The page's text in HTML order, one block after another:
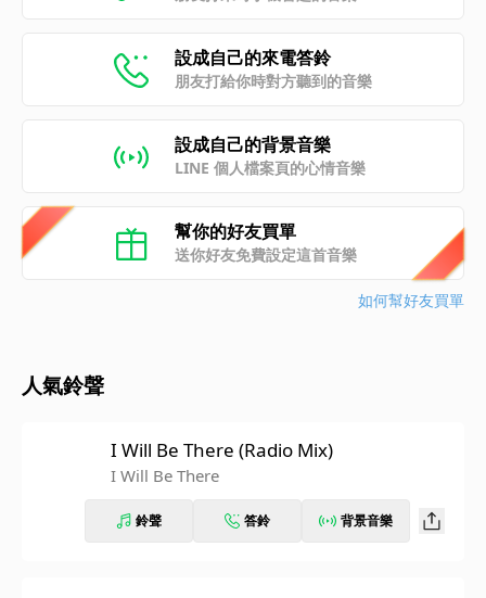
設成自己的來電答鈴
朋友打給你時對方聽到的音樂
設成自己的背景音樂
LINE 個人檔案頁的心情音樂
幫你的好友買單
送你好友免費設定這首音樂
如何幫好友買單
人氣鈴聲
I Will Be There (Radio Mix)
I Will Be There
鈴聲 答鈴 背景音樂